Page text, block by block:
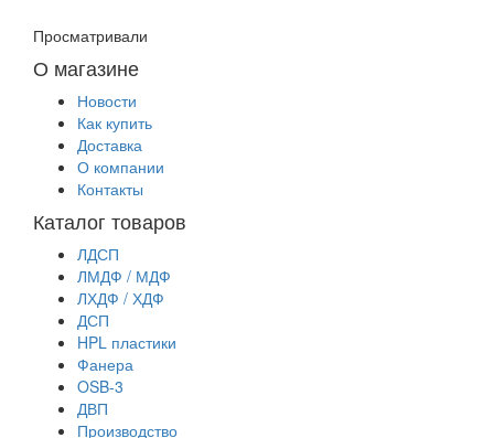
Просматривали
О магазине
Новости
Как купить
Доставка
О компании
Контакты
Каталог товаров
ЛДСП
ЛМДФ / МДФ
ЛХДФ / ХДФ
ДСП
HPL пластики
Фанера
OSB-3
ДВП
Производство